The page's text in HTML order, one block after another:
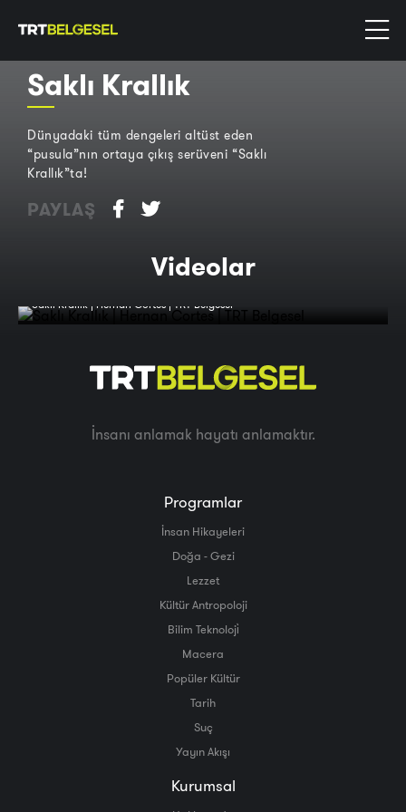
Saklı Krallık
Dünyadaki tüm dengeleri altüst eden
“pusula”nın ortaya çıkış serüveni “Saklı
Krallık”ta!
PAYLAŞ
Videolar
Saklı Krallık | Hernan Cortes | TRT Belgesel
İnsanı anlamak hayatı anlamaktır.
Programlar
İnsan Hikayeleri
Doğa - Gezi
Lezzet
Kültür Antropoloji
Bilim Teknoloji̇
Macera
Popüler Kültür
Tarih
Suç
Yayın Akışı
Kurumsal